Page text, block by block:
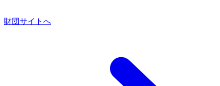
財団サイトへ